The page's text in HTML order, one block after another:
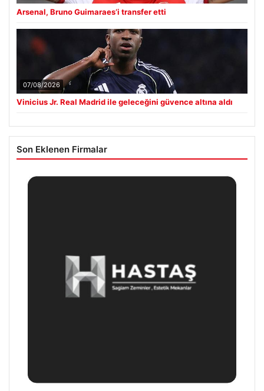
Arsenal, Bruno Guimaraes’i transfer etti
07/08/2026
Vinicius Jr. Real Madrid ile geleceğini güvence altına aldı
Son Eklenen Firmalar